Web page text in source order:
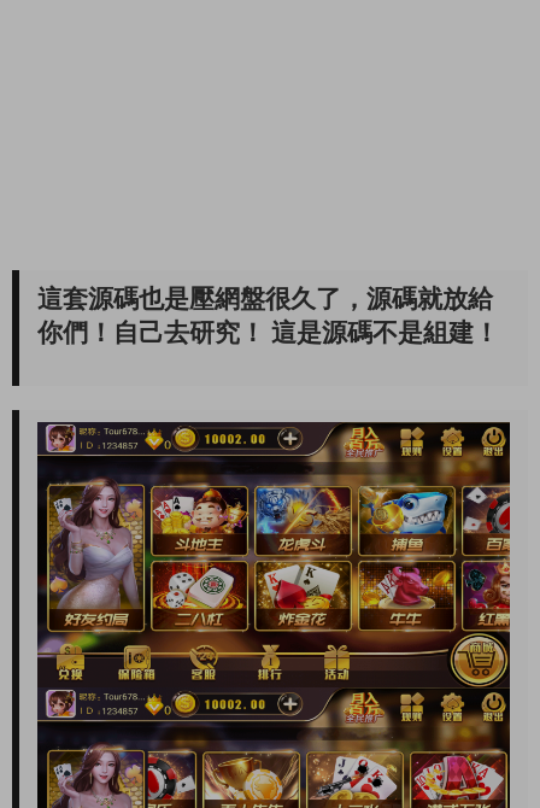
這套源碼也是壓網盤很久了，源碼就放給
你們！自己去研究！ 這是源碼不是組建！